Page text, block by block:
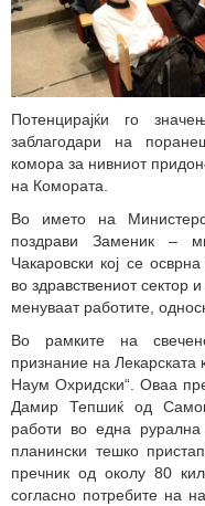
Потенцирајќи го
заблагодари на
комора за нивниот
на Комората.
Во името на
поздрави Заменик –
Чакаровски кој се
во здравствениот сектор
менуваат работите,
Во рамките на
признание на Лекарската
Наум Охридски“. Оваа
Дамир Тепшиќ од
работи во една
планински тешко
пречник од околу 80
согласно потребите на